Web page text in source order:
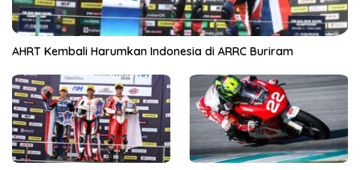
AHRT Kembali Harumkan Indonesia di ARRC Buriram